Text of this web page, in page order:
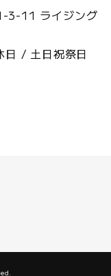
3-11 ライジング
/ 土日祝祭日